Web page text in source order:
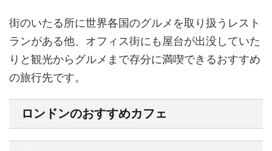
街のいたる所に世界各国のグルメを取り扱うレスト
ランがある他、オフィス街にも屋台が出没していた
りと観光からグルメまで存分に満喫できるおすすめ
の旅行先です。
ロンドンのおすすめカフェ